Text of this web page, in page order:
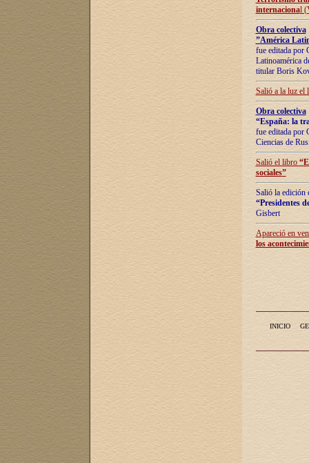
internacional
Obra colectiva
”América
fue editada por
Latinoamérica
titular Boris
Salió a la luz el
Obra colectiva
“España: la
fue editada por
Ciencias de
Salió el libro “
sociales”
Salió la edición
“Presidentes
Gisbert
Apareció en
los
INICIO